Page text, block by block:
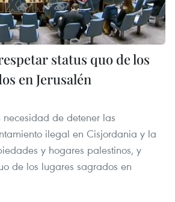
status quo de los
en Jerusalén
de detener las
ilegal en Cisjordania y la
y hogares palestinos, y
de los lugares sagrados en